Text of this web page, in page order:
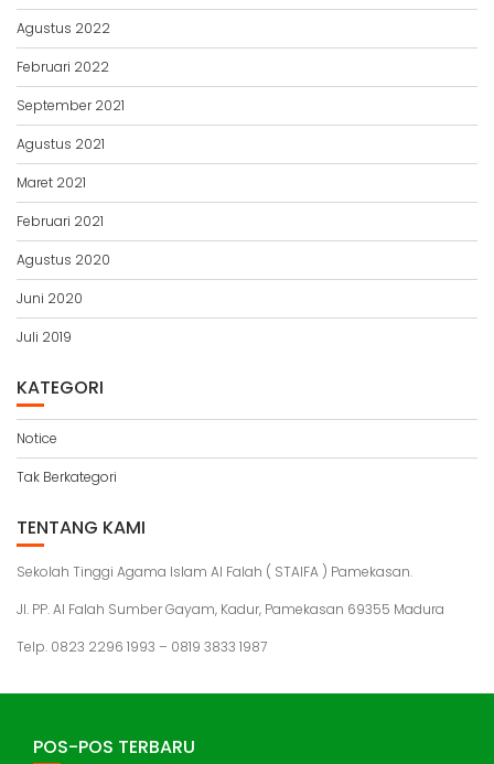
Agustus 2022
Februari 2022
September 2021
Agustus 2021
Maret 2021
Februari 2021
Agustus 2020
Juni 2020
Juli 2019
KATEGORI
Notice
Tak Berkategori
TENTANG KAMI
Sekolah Tinggi Agama Islam Al Falah ( STAIFA ) Pamekasan.
Jl. PP. Al Falah Sumber Gayam, Kadur, Pamekasan 69355 Madura
Telp. 0823 2296 1993 – 0819 3833 1987
POS-POS TERBARU